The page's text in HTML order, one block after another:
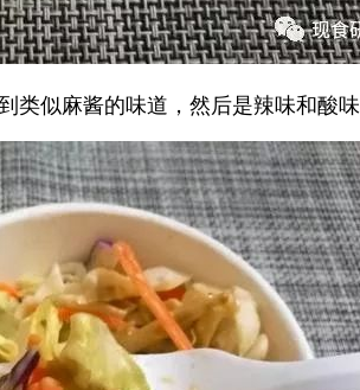
类似麻酱的味道，然后是辣味和酸味